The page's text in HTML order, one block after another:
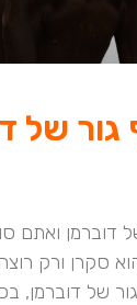
גור של
דוברמן ואתם
סקרן ורק
של דוברמן,